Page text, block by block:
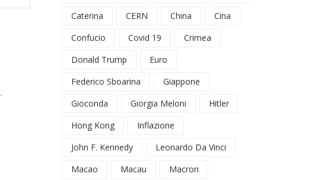
.
Caterina
CERN China
Cina
Confucio
Covid 19
Crimea
Donald Trump
Euro
Federico Sboarina
Giappone
Gioconda
Giorgia Meloni
Hitler
Hong Kong
Inflazione
John F. Kennedy
Leonardo Da Vinci
Macao
Macau
Macron